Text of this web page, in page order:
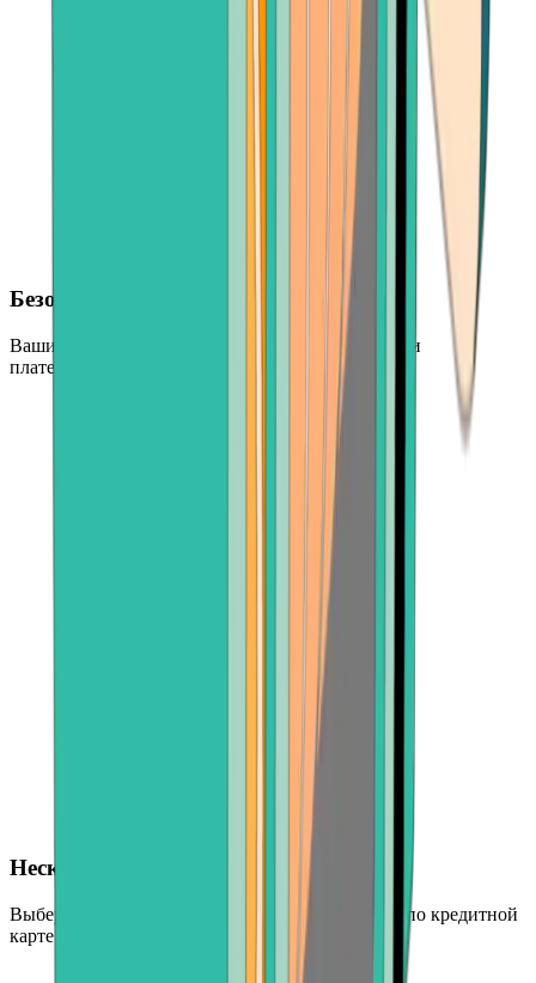
Безопасные транзакции
Ваши транзакции защищены ведущими в отрасли
платежными системами.
Несколько вариантов выплат
Выберите банковский перевод, возврат средств по кредитной
карте или платежное приложение.